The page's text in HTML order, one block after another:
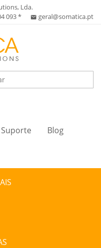
Lda.
093 * email geral@somatica.pt
Suporte
Blog